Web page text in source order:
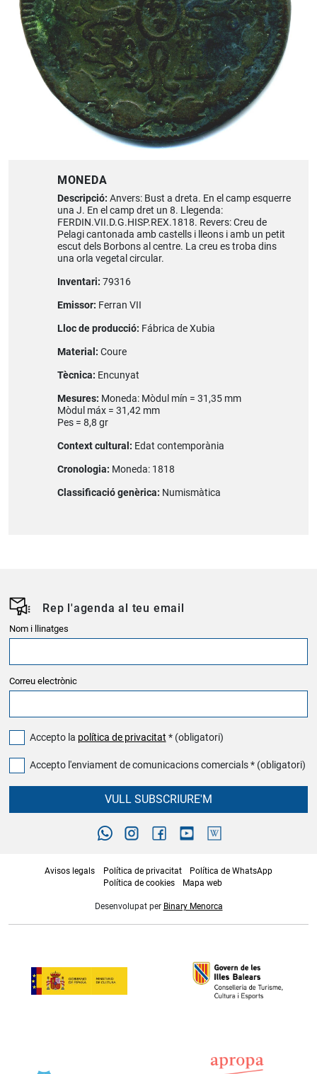
MONEDA
Descripció: Anvers: Bust a dreta. En el camp esquerre
una J. En el camp dret un 8. Llegenda:
FERDIN.VII.D.G.HISP.REX.1818. Revers: Creu de
Pelagi cantonada amb castells i lleons i amb un petit
escut dels Borbons al centre. La creu es troba dins
una orla vegetal circular.
Inventari: 79316
Emissor: Ferran VII
Lloc de producció: Fábrica de Xubia
Material: Coure
Tècnica: Encunyat
Mesures: Moneda: Mòdul mín = 31,35 mm
Mòdul máx = 31,42 mm
Pes = 8,8 gr
Context cultural: Edat contemporània
Cronologia: Moneda: 1818
Classificació genèrica: Numismàtica
Rep l'agenda al teu email
Nom i llinatges
Correu electrònic
Accepto la política de privacitat * (obligatori)
Accepto l'enviament de comunicacions comercials * (obligatori)
VULL SUBSCRIURE'M
Avisos legals Política de privacitat
Política de WhatsApp
Política de cookies
Mapa web
Desenvolupat per Binary Menorca